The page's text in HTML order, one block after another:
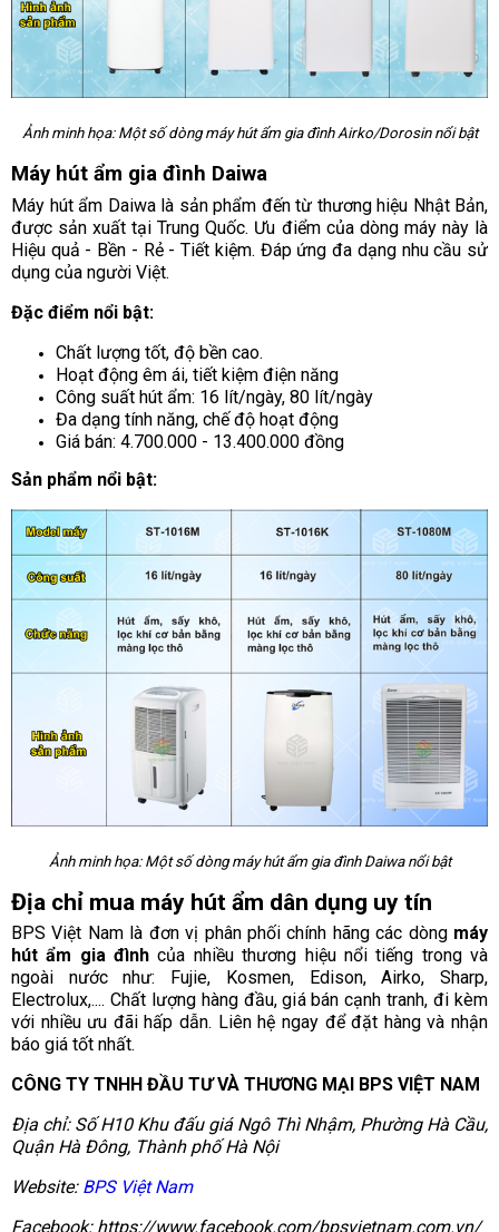
Ảnh minh họa: Một số dòng máy hút ẩm gia đình Airko/Dorosin nổi bật
Máy hút ẩm gia đình Daiwa
Máy hút ẩm Daiwa là sản phẩm đến từ thương hiệu Nhật Bản,
được sản xuất tại Trung Quốc. Ưu điểm của dòng máy này là
Hiệu quả - Bền - Rẻ - Tiết kiệm. Đáp ứng đa dạng nhu cầu sử
dụng của người Việt.
Đặc điểm nổi bật:
Chất lượng tốt, độ bền cao.
Hoạt động êm ái, tiết kiệm điện năng
Công suất hút ẩm: 16 lít/ngày, 80 lít/ngày
Đa dạng tính năng, chế độ hoạt động
Giá bán: 4.700.000 - 13.400.000 đồng
Sản phẩm nổi bật:
Ảnh minh họa: Một số dòng máy hút ẩm gia đình Daiwa nổi bật
Địa chỉ mua máy hút ẩm dân dụng uy tín
BPS Việt Nam là đơn vị phân phối chính hãng các dòng máy
hút ẩm gia đình của nhiều thương hiệu nổi tiếng trong và
ngoài nước như: Fujie, Kosmen, Edison, Airko, Sharp,
Electrolux,.... Chất lượng hàng đầu, giá bán cạnh tranh, đi kèm
với nhiều ưu đãi hấp dẫn. Liên hệ ngay để đặt hàng và nhận
báo giá tốt nhất.
CÔNG TY TNHH ĐẦU TƯ VÀ THƯƠNG MẠI BPS VIỆT NAM
Địa chỉ: Số H10 Khu đấu giá Ngô Thì Nhậm, Phường Hà Cầu,
Quận Hà Đông, Thành phố Hà Nội
Website: BPS Việt Nam
Facebook: https://www.facebook.com/bpsvietnam.com.vn/